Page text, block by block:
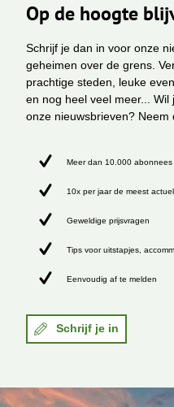
Op de hoogte
Schrijf je dan in voor onze
geheimen over de grens.
prachtige steden, leuke
en nog heel veel meer...
onze nieuwsbrieven? Neem
Meer dan 10.000 abonnees
10x per jaar de meest
Geweldige prijsvragen
Tips voor uitstapjes,
Eenvoudig af te melden
Schrijf je in